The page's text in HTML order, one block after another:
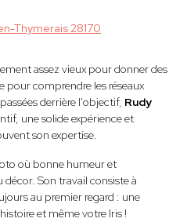
Thymerais 28170
assez vieux pour donner des
pour comprendre les réseaux
derrière l'objectif, Rudy
une solide expérience et
son expertise.
où bonne humeur et
Son travail consiste à
au premier regard : une
et même votre Iris !